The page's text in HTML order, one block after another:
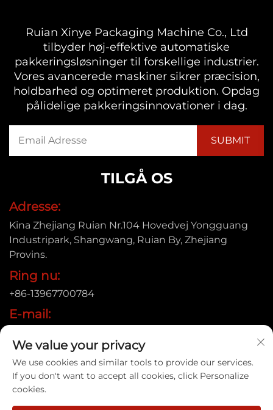
Ruian Xinye Packaging Machine Co., Ltd
tilbyder høj-effektive automatiske
pakkeringsløsninger til forskellige industrier.
Vores avancerede maskiner sikrer præcision,
holdbarhed og optimeret produktion. Opdag
pålidelige pakkeringsinnovationer i dag.
TILGÅ OS
Adresse:
Kina Zhejiang Ruian Nr.104 Hovedvej Yongguang
Industripark, Shangwang, Ruian By, Zhejiang
Provins.
Ring nu:
+86-13967700784
E-mail:
Copyright © 2025 Ruian Xinye Packaging Machine Co.,Ltd |
We value your privacy
We use cookies and similar tools to provide our services.
If you don't want to accept all cookies, click Personalize
cookies.